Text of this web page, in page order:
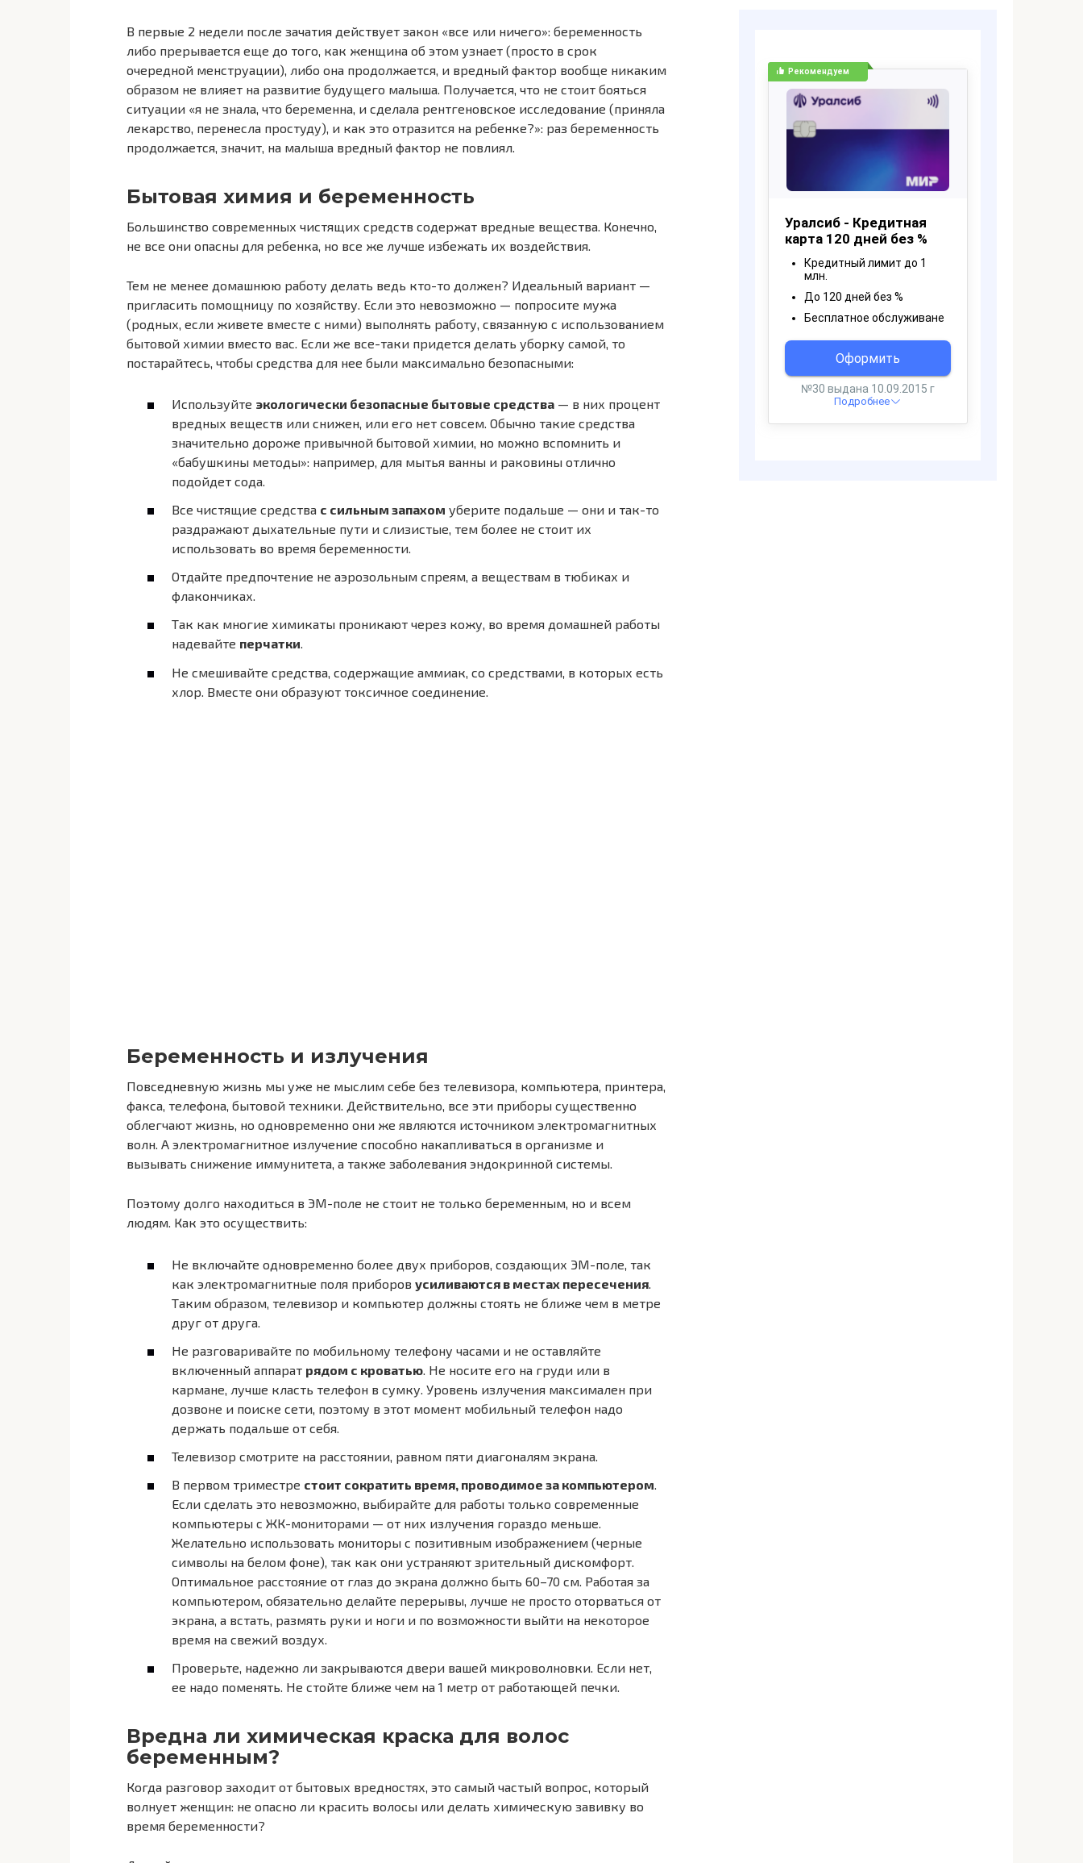
В первые 2 недели после зачатия действует закон «все или ничего»: беременность
либо прерывается еще до того, как женщина об этом узнает (просто в срок
очередной менструации), либо она продолжается, и вредный фактор вообще никаким
образом не влияет на развитие будущего малыша. Получается, что не стоит бояться
ситуации «я не знала, что беременна, и сделала рентгеновское исследование (приняла
лекарство, перенесла простуду), и как это отразится на ребенке?»: раз беременность
продолжается, значит, на малыша вредный фактор не повлиял.
Бытовая химия и беременность
Большинство современных чистящих средств содержат вредные вещества. Конечно,
не все они опасны для ребенка, но все же лучше избежать их воздействия.
Тем не менее домашнюю работу делать ведь кто-то должен? Идеальный вариант —
пригласить помощницу по хозяйству. Если это невозможно — попросите мужа
(родных, если живете вместе с ними) выполнять работу, связанную с использованием
бытовой химии вместо вас. Если же все-таки придется делать уборку самой, то
постарайтесь, чтобы средства для нее были максимально безопасными:
Используйте экологически безопасные бытовые средства — в них процент
вредных веществ или снижен, или его нет совсем. Обычно такие средства
значительно дороже привычной бытовой химии, но можно вспомнить и
«бабушкины методы»: например, для мытья ванны и раковины отлично
подойдет сода.
Все чистящие средства с сильным запахом уберите подальше — они и так-то
раздражают дыхательные пути и слизистые, тем более не стоит их
использовать во время беременности.
Отдайте предпочтение не аэрозольным спреям, а веществам в тюбиках и
флакончиках.
Так как многие химикаты проникают через кожу, во время домашней работы
надевайте перчатки.
Не смешивайте средства, содержащие аммиак, со средствами, в которых есть
хлор. Вместе они образуют токсичное соединение.
Беременность и излучения
Повседневную жизнь мы уже не мыслим себе без телевизора, компьютера, принтера,
факса, телефона, бытовой техники. Действительно, все эти приборы существенно
облегчают жизнь, но одновременно они же являются источником электромагнитных
волн. А электромагнитное излучение способно накапливаться в организме и
вызывать снижение иммунитета, а также заболевания эндокринной системы.
Поэтому долго находиться в ЭМ-поле не стоит не только беременным, но и всем
людям. Как это осуществить:
Не включайте одновременно более двух приборов, создающих ЭМ-поле, так
как электромагнитные поля приборов усиливаются в местах пересечения
Таким образом, телевизор и компьютер должны стоять не ближе чем в метре
друг от друга.
Не разговаривайте по мобильному телефону часами и не оставляйте
включенный аппарат рядом с кроватью . Не носите его на груди или в
кармане, лучше класть телефон в сумку. Уровень излучения максимален при
дозвоне и поиске сети, поэтому в этот момент мобильный телефон надо
держать подальше от себя.
Телевизор смотрите на расстоянии, равном пяти диагоналям экрана.
В первом триместре стоит сократить время, проводимое за компьютером.
Если сделать это невозможно, выбирайте для работы только современные
компьютеры с ЖК-мониторами — от них излучения гораздо меньше.
Желательно использовать мониторы с позитивным изображением (черные
символы на белом фоне), так как они устраняют зрительный дискомфорт.
Оптимальное расстояние от глаз до экрана должно быть 60–70 см. Работая за
компьютером, обязательно делайте перерывы, лучше не просто оторваться от
экрана, а встать, размять руки и ноги и по возможности выйти на некоторое
время на свежий воздух.
Проверьте, надежно ли закрываются двери вашей микроволновки. Если нет,
ее надо поменять. Не стойте ближе чем на 1 метр от работающей печки.
Вредна ли химическая краска для волос
беременным?
Когда разговор заходит от бытовых вредностях, это самый частый вопрос, который
волнует женщин: не опасно ли красить волосы или делать химическую завивку во
время беременности?